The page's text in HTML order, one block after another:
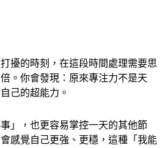
擾的時刻，在這段時間處理需要思
。你會發現：原來專注力不是天
己的超能力。
」，也更容易掌控一天的其他節
感覺自己更強、更穩，這種「我能